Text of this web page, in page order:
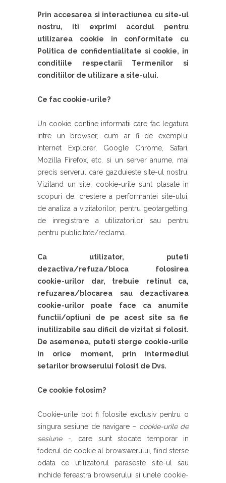
Prin accesarea si interactiunea cu site-ul
nostru, iti exprimi acordul pentru
utilizarea cookie in conformitate cu
Politica de confidentialitate si cookie, in
conditiile respectarii Termenilor si
conditiilor de utilizare a site-ului.
Ce fac cookie-urile?
Un cookie contine informatii care fac legatura
intre un browser, cum ar fi de exemplu:
Internet Explorer, Google Chrome, Safari,
Mozilla Firefox, etc. si un server anume, mai
precis serverul care gazduieste site-ul nostru.
Vizitand un site, cookie-urile sunt plasate in
scopuri de: crestere a performantei site-ului,
de analiza a vizitatorilor, pentru geotargetting,
de inregistrare a utilizatorilor sau pentru
pentru publicitate/reclama.
Ca utilizator, puteti
dezactiva/refuza/bloca folosirea
cookie-urilor dar, trebuie retinut ca,
refuzarea/blocarea sau dezactivarea
cookie-urilor poate face ca anumite
functii/optiuni de pe acest site sa fie
inutilizabile sau dificil de vizitat si folosit.
De asemenea, puteti sterge cookie-urile
in orice moment, prin intermediul
setarilor browserului folosit de Dvs.
Ce cookie folosim?
Cookie-urile pot fi folosite exclusiv pentru o
singura sesiune de navigare – cookie-urile de
sesiune-, care sunt stocate temporar in
foderul de cookie al browswerului, fiind sterse
odata ce utilizatorul paraseste site-ul sau
inchide fereastra browserului si unele cookie-